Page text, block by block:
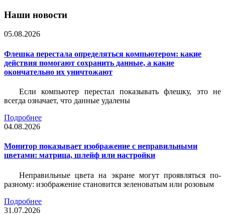
Наши новости
05.08.2026
Флешка перестала определяться компьютером: какие
действия помогают сохранить данные, а какие
окончательно их уничтожают
Если компьютер перестал показывать флешку, это не
всегда означает, что данные удалены
Подробнее
04.08.2026
Монитор показывает изображение с неправильными
цветами: матрица, шлейф или настройки
Неправильные цвета на экране могут проявляться по-
разному: изображение становится зеленоватым или розовым
Подробнее
31.07.2026